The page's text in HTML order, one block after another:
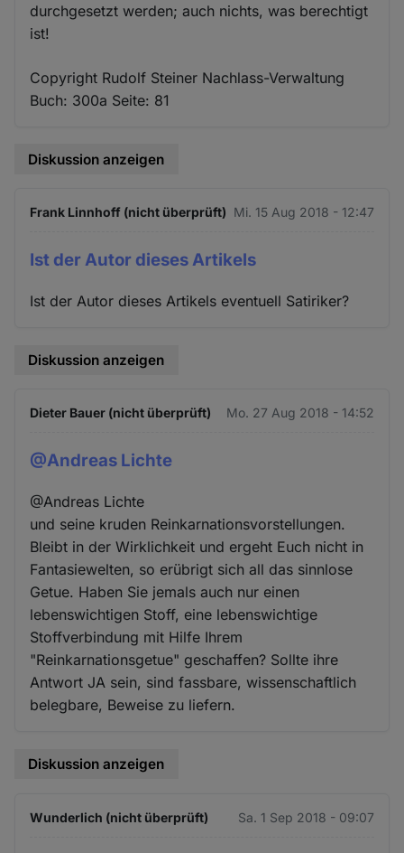
durchgesetzt werden; auch nichts, was berechtigt
ist!
Copyright Rudolf Steiner Nachlass-Verwaltung
Buch: 300a Seite: 81
Diskussion anzeigen
Frank Linnhoff (nicht überprüft) Mi. 15 Aug 2018 - 12:47
Ist der Autor dieses Artikels
Ist der Autor dieses Artikels eventuell Satiriker?
Diskussion anzeigen
Dieter Bauer (nicht überprüft) Mo. 27 Aug 2018 - 14:52
@Andreas Lichte
@Andreas Lichte
und seine kruden Reinkarnationsvorstellungen.
Bleibt in der Wirklichkeit und ergeht Euch nicht in
Fantasiewelten, so erübrigt sich all das sinnlose
Getue. Haben Sie jemals auch nur einen
lebenswichtigen Stoff, eine lebenswichtige
Stoffverbindung mit Hilfe Ihrem
"Reinkarnationsgetue" geschaffen? Sollte ihre
Antwort JA sein, sind fassbare, wissenschaftlich
belegbare, Beweise zu liefern.
Diskussion anzeigen
Wunderlich (nicht überprüft) Sa. 1 Sep 2018 - 09:07